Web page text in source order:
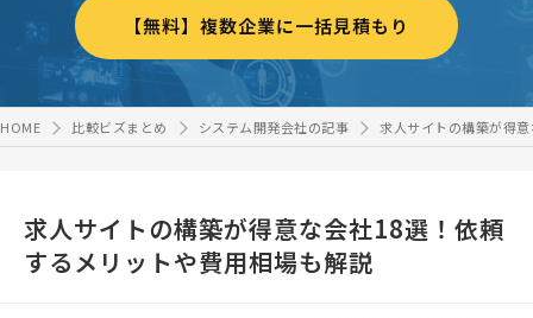
【無料】複数企業に一括見積もり
HOME 比較ビズまとめ システム開発会社の記事 求人サイトの構築が得
求人サイトの構築が得意な会社18選！依頼
するメリットや費用相場も解説